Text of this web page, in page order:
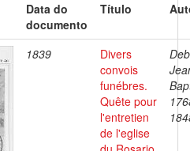
Data do
documento
Título
1839
Divers
convois
funébres.
Quête pour
l'entretien
de l'eglise